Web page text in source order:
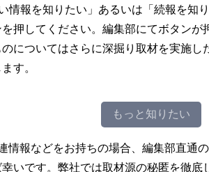
情報を知りたい」あるいは「続報を知
押してください。編集部にてボタンが
についてはさらに深掘り取材を実施
す。
もっと知りたい
情報などをお持ちの場合、編集部直通
いです。弊社では取材源の秘匿を徹底